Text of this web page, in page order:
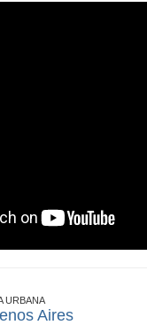
URBANA
Aires